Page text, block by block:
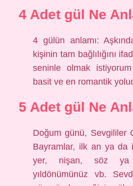
4 Adet gül Ne
4 gülün anlamı:
kişinin tam bağlılığını
seninle olmak
basit ve en romantik
5 Adet gül Ne
Doğum günü, Sevgililer
Bayramlar, ilk an ya da
yer, nişan, söz
yıldönümünüz vb.